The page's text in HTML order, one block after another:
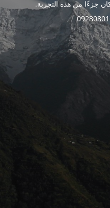
جزءًا من هذه التجربة.